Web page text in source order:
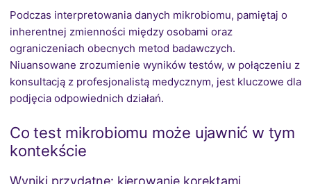
Podczas interpretowania danych mikrobiomu, pamiętaj o
inherentnej zmienności między osobami oraz
ograniczeniach obecnych metod badawczych.
Niuansowane zrozumienie wyników testów, w połączeniu z
konsultacją z profesjonalistą medycznym, jest kluczowe dla
podjęcia odpowiednich działań.
Co test mikrobiomu może ujawnić w tym
kontekście
Wyniki przydatne: kierowanie korektami